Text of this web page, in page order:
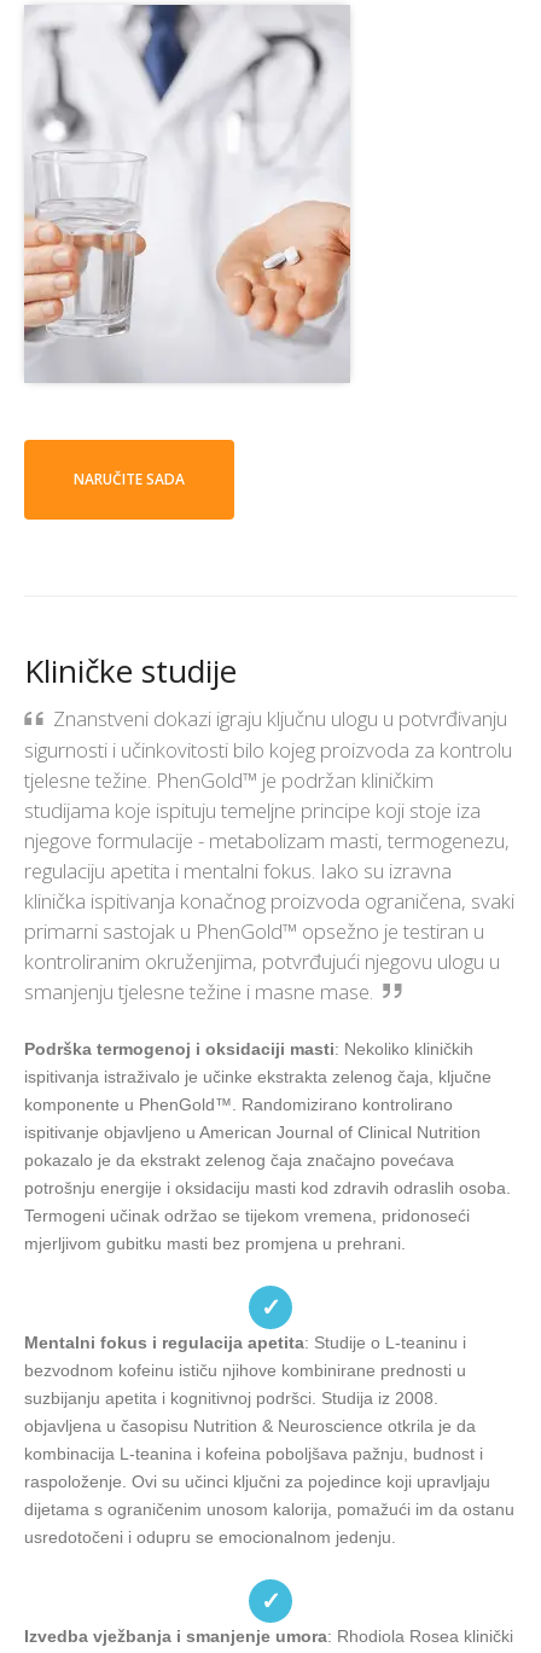
NARUČITE SADA
Kliničke studije
Znanstveni dokazi igraju ključnu ulogu u potvrđivanju
sigurnosti i učinkovitosti bilo kojeg proizvoda za kontrolu
tjelesne težine. PhenGold™ je podržan kliničkim
studijama koje ispituju temeljne principe koji stoje iza
njegove formulacije - metabolizam masti, termogenezu,
regulaciju apetita i mentalni fokus. Iako su izravna
klinička ispitivanja konačnog proizvoda ograničena, svaki
primarni sastojak u PhenGold™ opsežno je testiran u
kontroliranim okruženjima, potvrđujući njegovu ulogu u
smanjenju tjelesne težine i masne mase.
Podrška termogenoj i oksidaciji masti: Nekoliko kliničkih
ispitivanja istraživalo je učinke ekstrakta zelenog čaja, ključne
komponente u PhenGold™. Randomizirano kontrolirano
ispitivanje objavljeno u American Journal of Clinical Nutrition
pokazalo je da ekstrakt zelenog čaja značajno povećava
potrošnju energije i oksidaciju masti kod zdravih odraslih osoba.
Termogeni učinak održao se tijekom vremena, pridonoseći
mjerljivom gubitku masti bez promjena u prehrani.
✓
Mentalni fokus i regulacija apetita: Studije o L-teaninu i
bezvodnom kofeinu ističu njihove kombinirane prednosti u
suzbijanju apetita i kognitivnoj podršci. Studija iz 2008.
objavljena u časopisu Nutrition & Neuroscience otkrila je da
kombinacija L-teanina i kofeina poboljšava pažnju, budnost i
raspoloženje. Ovi su učinci ključni za pojedince koji upravljaju
dijetama s ograničenim unosom kalorija, pomažući im da ostanu
usredotočeni i odupru se emocionalnom jedenju.
✓
Izvedba vježbanja i smanjenje umora: Rhodiola Rosea klinički